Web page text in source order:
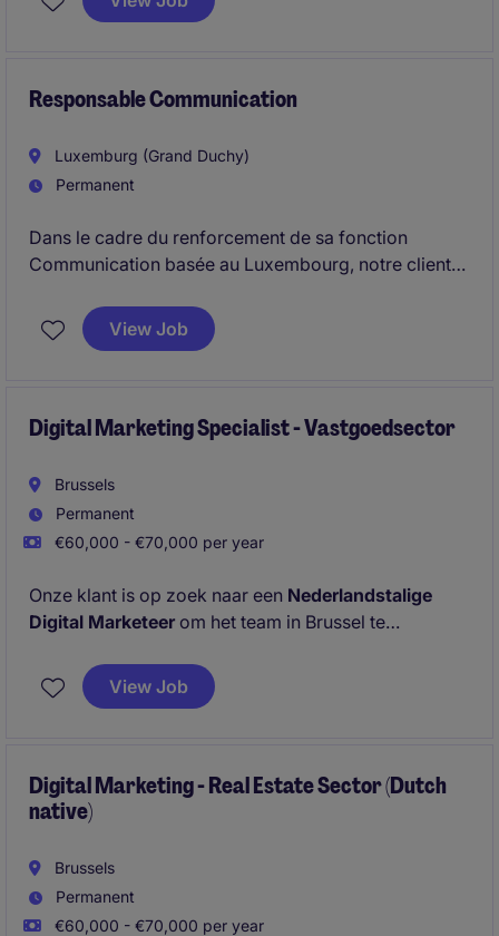
customer needs.
Responsable Communication
Luxemburg (Grand Duchy)
Permanent
Dans le cadre du renforcement de sa fonction
Communication basée au Luxembourg, notre client
capable de développer la visibilité, l'influence et les
relations médias du Groupe auprès des principaux
View Job
Digital Marketing Specialist - Vastgoedsector
Brussels
Permanent
€60,000 - €70,000 per year
Onze klant is op zoek naar een Nederlandstalige
Digital Marketeer om het team in Brussel te
In deze functie ben je verantwoordelijk voor het
actief bij aan het vergroten van de merkbekendheid,
het genereren van kwalitatieve leads en het
onderneming.
View Job
Digital Marketing - Real Estate Sector (Dutch
native)
Brussels
Permanent
€60,000 - €70,000 per year